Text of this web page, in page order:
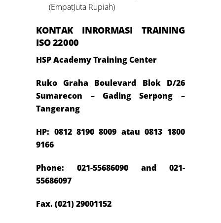
(EmpatJuta Rupiah)
KONTAK INRORMASI TRAINING
ISO 22000
HSP Academy Training Center
Ruko Graha Boulevard Blok D/26
Sumarecon – Gading Serpong –
Tangerang
HP: 0812 8190 8009 atau 0813 1800
9166
Phone: 021-55686090 and 021-
55686097
Fax. (021) 29001152